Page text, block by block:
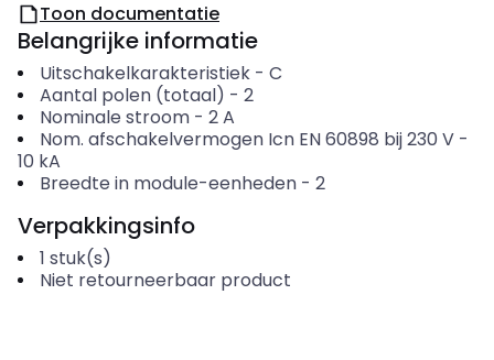
Toon documentatie
Belangrijke informatie
Uitschakelkarakteristiek- C
Aantal polen (totaal) - 2
Nominale stroom- 2A
Nom. afschakelvermogen Icn EN 60898 bij 230 V-
10 kA
Breedte in module-eenheden- 2
Verpakkingsinfo
1 stuk(s)
Niet retourneerbaar product